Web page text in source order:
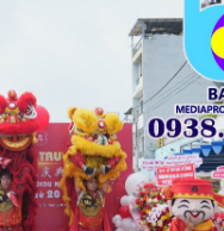
THU
GÓI KHÁC